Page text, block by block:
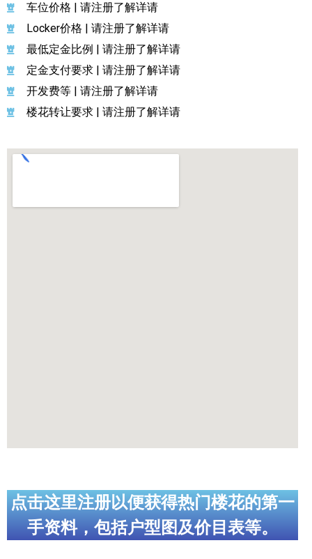
车位价格 | 请注册了解详请
Locker价格 | 请注册了解详请
最低定金比例 | 请注册了解详请
定金支付要求 | 请注册了解详请
开发费等 | 请注册了解详请
楼花转让要求 | 请注册了解详请
点击这里注册以便获得热门楼花的第一
手资料，包括户型图及价目表等。